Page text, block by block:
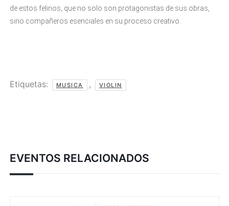
de estos felinos, que no solo son protagonistas de sus obras,
sino compañeros esenciales en su proceso creativo.
Etiquetas: MUSICA , VIOLIN
EVENTOS RELACIONADOS